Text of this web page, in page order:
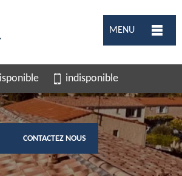
MENU
indisponible
CONTACTEZ NOUS